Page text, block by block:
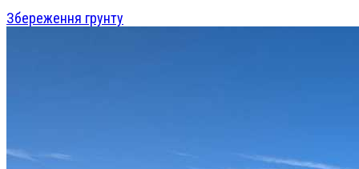
Збереження грунту